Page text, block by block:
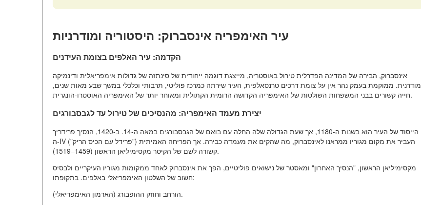
עיר האימפריה אינסברוק: היסטוריה ומודרניות
הקדמה: עיר האלפים בצומת העידנים
אינסברוק, הבירה של המדינה הפדרלית טירול באוסטריה, מייצגת דוגמה ייחודית של סינתזה של גדולות אימפריאלית ודינמיקה
מודרנית. ממוקמת בעמק נהר אין על צומת דרכים טרנסאלפית, העיר שירתה כמרכז פוליטי, תרבותי וכלכלי במשך שבע מאות שנים,
חייה קשורים בבני המשפחות השולטות של האימפריה הקדושה הרומית הקתולית ומאוחר יותר של האימפריה האוסטרו-הונגרית.
יצירת מעמד האימפריה: מהנסיכים של טירול עד לגבסבורגים
הייסוד של העיר הוא בשנות ה-1180, אך שעת הגדולה שלה החלה עם בואם של הגבסבורגים במאה ה-14. ב-1420, הנסיך פרידריך
ה-IV ("פרידל עם הכיס הריק") העביר את מקום מגוריו ממראנו לאינסברוק, מה שהקים את מעמדה כבירה. אך הפריחה האמיתית
קשורה לשם של הקיסר מקסימיליאן הראשון (1459–1519).
מקסימיליאן הראשון, "הנסיך האחרון" ומאסטר של נישואים פוליטיים, הפך את אינסברוק לאחד ממקומות מגוריו העיקריים ולבסיס
חשוב של השלטון האימפריאלי באלפים. בתקופתו:
הורחב וחוזק ההופבורג (הארמון האימפריאלי).